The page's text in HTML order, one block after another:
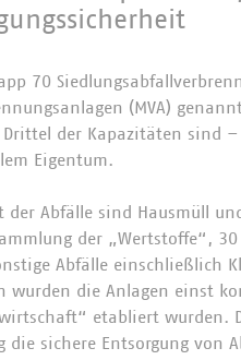
70
(MVA)
der Kapazitäten sind
Eigentum.
der Abfälle sind Hausmüll
der „Wertstoffe“,
Abfälle einschließlich
wurden die Anlagen einst
etabliert wurden.
die sichere Entsorgung von